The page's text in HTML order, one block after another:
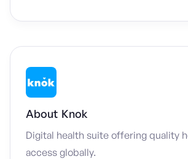
About Knok
Digital health suite offering quality
access globally.